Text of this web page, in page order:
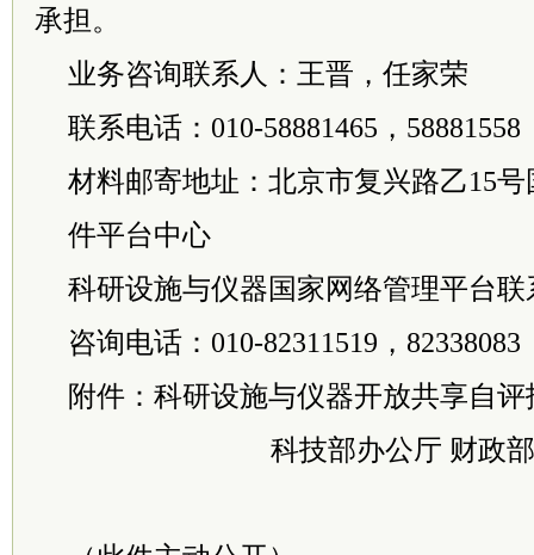
承担。
业务咨询联系人：王晋，任家荣
联系电话：010-58881465，58881558
材料邮寄地址：北京市复兴路乙15
件平台中心
科研设施与仪器国家网络管理平台
咨询电话：010-82311519，82338083
附件：科研设施与仪器开放共享自
科技部办公厅 财政